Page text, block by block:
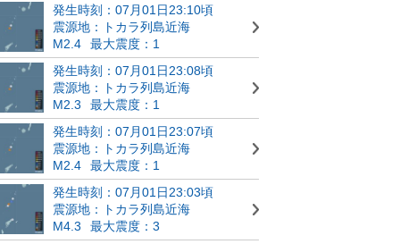
発生時刻：07月01日23:10頃
震源地：トカラ列島近海
M2.4
最大震度：1
発生時刻：07月01日23:08頃
震源地：トカラ列島近海
M2.3
最大震度：1
発生時刻：07月01日23:07頃
震源地：トカラ列島近海
M2.4
最大震度：1
発生時刻：07月01日23:03頃
震源地：トカラ列島近海
M4.3
最大震度：3